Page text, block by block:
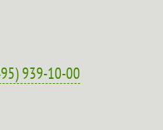
939-10-00